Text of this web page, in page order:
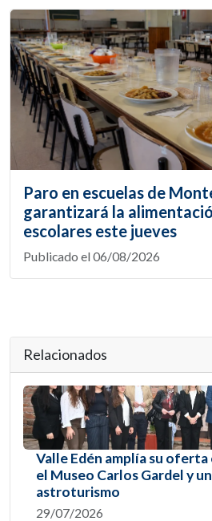
Paro en escuelas de
garantizará la
escolares este jueves
Publicado el 06/08/2026
Relacionados
Valle Edén amplía su oferta
el Museo Carlos Gardel y
astroturismo
29/07/2026